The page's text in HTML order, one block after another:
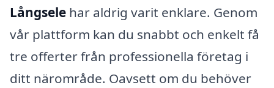
Långsele har aldrig varit enklare. Genom
vår plattform kan du snabbt och enkelt få
tre offerter från professionella företag i
ditt närområde. Oavsett om du behöver